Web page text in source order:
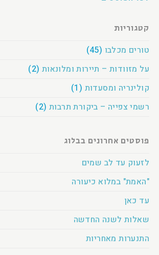
קטגוריות
טורים מכלבו (45)
על מזוודות – תיירות ומלונאות (2)
קולינריה ומסעדות (1)
רשמי צפייה – ביקורת תרבות (2)
פוסטים אחרונים בבלוג
לזעוק עד לב שמים
"האמת" במלוא כיעורה
עד כאן
שאלות לשנה החדשה
התנערות מאחריות